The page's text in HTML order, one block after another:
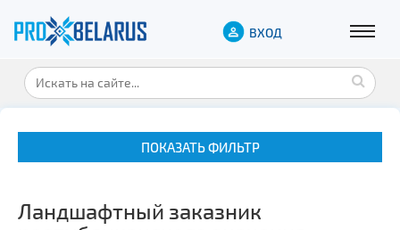
ВХОД
ПОКАЗАТЬ ФИЛЬТР
Ландшафтный заказник